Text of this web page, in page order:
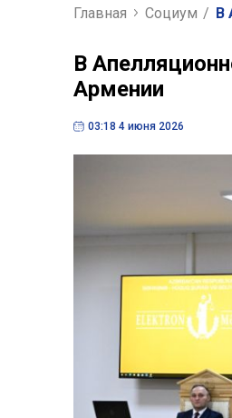
Главная Социум / В
В
Армении
03:18 4 июня 2026